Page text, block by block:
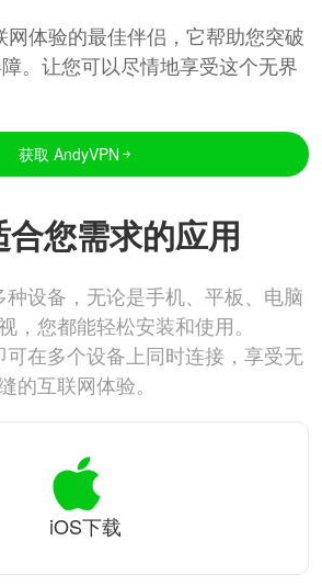
体验的最佳伴侣，它帮助您突破
。让您可以尽情地享受这个无界
获取 AndyVPN
您需求的应用
设备，无论是手机、平板、电脑
，您都能轻松安装和使用。
在多个设备上同时连接，享受无
的互联网体验。
iOS下载